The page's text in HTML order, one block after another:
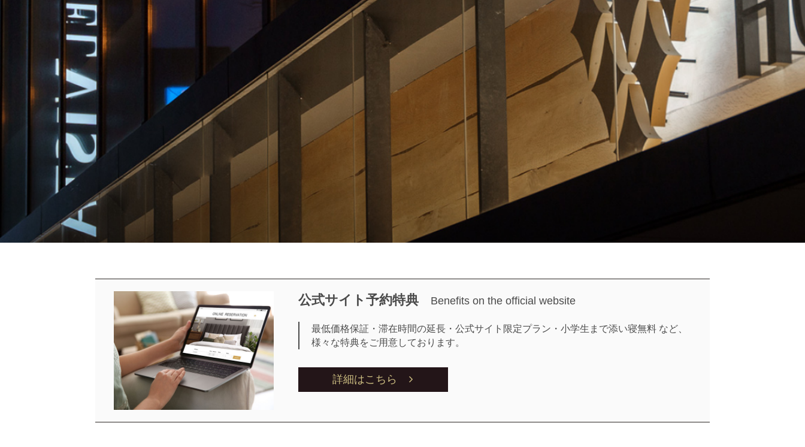
公式サイト予約特典 Benefits on the official website
最低価格保証・滞在時間の延長・公式サイト限定プラン・小学生まで添い寝無料 など、
様々な特典をご用意しております。
詳細はこちら